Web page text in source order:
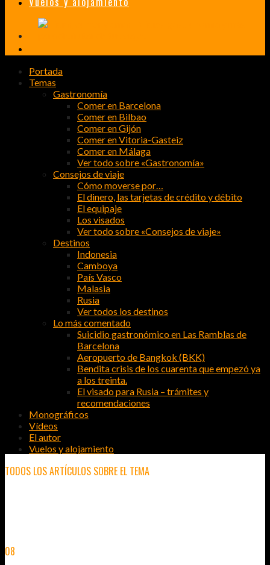
Portada
Temas
Gastronomía
Comer en Barcelona
Comer en Bilbao
Comer en Gijón
Comer en Vitoria-Gasteiz
Comer en Málaga
Ver todo sobre «Gastronomía»
Consejos de viaje
Cómo moverse por…
El dinero, las tarjetas de crédito y débito
El equipaje
Los visados
Ver todo sobre «Consejos de viaje»
Destinos
Indonesia
Camboya
País Vasco
Malasia
Rusia
Ver todos los destinos
Lo más comentado
Suicidio gastronómico en Las Ramblas de
Barcelona
Aeropuerto de Bangkok (BKK)
Bendita crisis de los cuarenta que empezó ya
a los treinta.
El visado para Rusia – trámites y
recomendaciones
Monográficos
Vídeos
El autor
Vuelos y alojamiento
TODOS LOS ARTÍCULOS SOBRE EL TEMA
08